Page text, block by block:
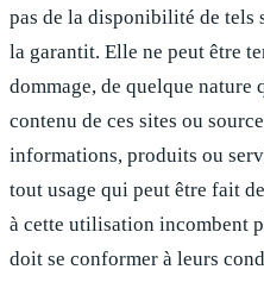
pas de la disponibilité de tels
la garantit. Elle ne peut être
dommage, de quelque nature
contenu de ces sites ou
informations, produits ou
tout usage qui peut être fait
à cette utilisation incombent
doit se conformer à leurs